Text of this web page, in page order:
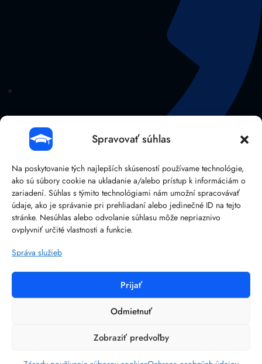
Spravovať súhlas
Na poskytovanie tých najlepších skúseností používame technológie,
ako sú súbory cookie na ukladanie a/alebo prístup k informáciám o
zariadení. Súhlas s týmito technológiami nám umožní spracovávať
údaje, ako je správanie pri prehliadaní alebo jedinečné ID na tejto
stránke. Nesúhlas alebo odvolanie súhlasu môže nepriaznivo
ovplyvniť určité vlastnosti a funkcie.
Správa služieb
Prijať
Odmietnuť
Zobraziť predvoľby
041/38 107 14
BRAIN:IT – Reliable IT solutions.
Ochrana osobných údajov